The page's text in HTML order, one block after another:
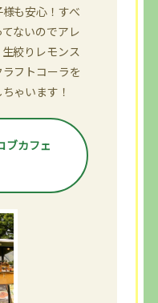
も安心！すべ
ないのでアレ
絞りレモンス
フトコーラを
ゃいます！
ブカフェ